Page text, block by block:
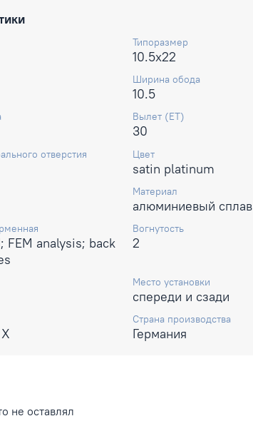
Типоразмер
10.5x22
Ширина обода
10.5
Вылет (ET)
30
отверстия Цвет
satin platinum
Материал
алюминиевый сплав
analysis; back
Вогнутость
2
Место установки
спереди и сзади
Страна производства
Германия
не оставлял